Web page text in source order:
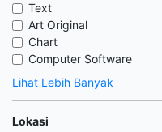
Text
Art Original
Chart
Computer Software
Lihat Lebih Banyak
Lokasi